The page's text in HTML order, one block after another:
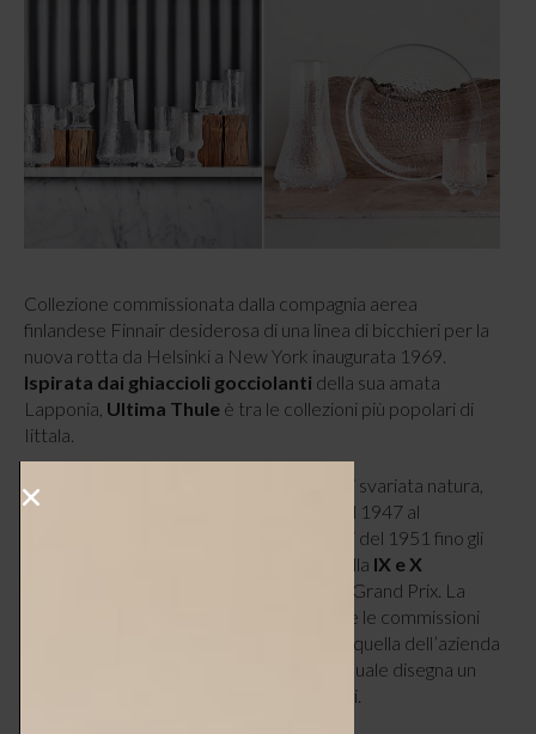
Collezione commissionata dalla compagnia aerea
finlandese Finnair desiderosa di una linea di bicchieri per la
nuova rotta da Helsinki a New York inaugurata 1969.
Ispirata dai ghiaccioli gocciolanti della sua amata
Lapponia, Ultima Thule è tra le collezioni più popolari di
Iittala.
Nel corso degli anni si dedica a progetti di svariata natura,
dal disegno delle banconote finlandesi del 1947 al
francobollo per i giochi olimpici di Helsinki del 1951 fino gli
finlandesi della IX e X
dove vince ben tre Grand Prix. La
notorietà cresce velocemente così come le commissioni
proveniente dall’esterno, prima fra tutte quella dell’azienda
per la quale disegna un
gran numero di piatti e vasi dal 1956 in poi.